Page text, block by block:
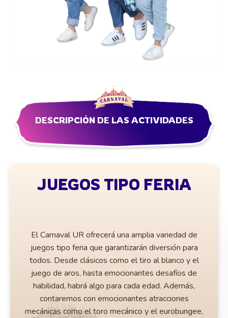
DESCRIPCIÓN DE LAS ACTIVIDADES
JUEGOS TIPO FERIA
El Carnaval UR ofrecerá una amplia variedad de
juegos tipo feria que garantizarán diversión para
todos. Desde clásicos como el tiro al blanco y el
juego de aros, hasta emocionantes desafíos de
habilidad, habrá algo para cada edad. Además,
contaremos con emocionantes atracciones
mecánicas como el toro mecánico y el eurobungee,